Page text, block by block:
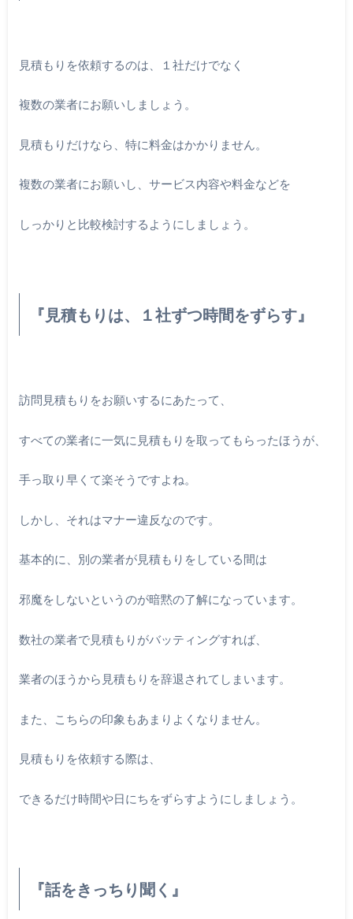
見積もりを依頼するのは、１社だけでなく
複数の業者にお願いしましょう。
見積もりだけなら、特に料金はかかりません。
複数の業者にお願いし、サービス内容や料金などを
しっかりと比較検討するようにしましょう。
『見積もりは、１社ずつ時間をずらす』
訪問見積もりをお願いするにあたって、
すべての業者に一気に見積もりを取ってもらったほうが、
手っ取り早くて楽そうですよね。
しかし、それはマナー違反なのです。
基本的に、別の業者が見積もりをしている間は
邪魔をしないというのが暗黙の了解になっています。
数社の業者で見積もりがバッティングすれば、
業者のほうから見積もりを辞退されてしまいます。
また、こちらの印象もあまりよくなりません。
見積もりを依頼する際は、
できるだけ時間や日にちをずらすようにしましょう。
『話をきっちり聞く』